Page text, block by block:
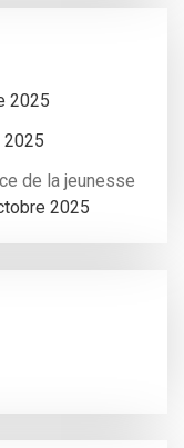
2025
de la jeunesse
2025